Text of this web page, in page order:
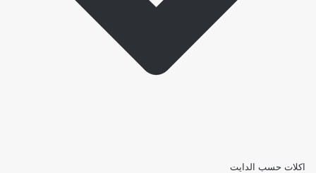
اكلات حسب الدايت